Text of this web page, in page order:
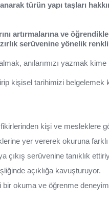
türün yapı taşları
artırmalarına ve
serüvenine yönelik
almak, anılarımızı yazmak
kişisel tarihimizi belgelemek
kişi ve mesleklere
yer vererek okuruna farklı
çıkış serüvenine tanıklık
açıklığa kavuşturuyor.
bir okuma ve öğrenme